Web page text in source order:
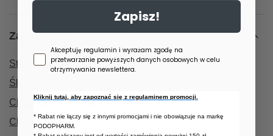
Zamówienia
Status zamówienia
Śledzenie przesyłki
Chcę zareklamować produkt
Chcę zwrócić produkt
Zapisz!
Zgoda newsletter
Akceptuję regulamin i wyrażam zgodę na
przetwarzanie powyższych danych osobowych w celu
otrzymywania newslettera.
Kliknij tutaj, aby zapoznać się z regulaminem promocji.
* Rabat nie łączy się z innymi promocjami i nie obowiązuje na markę
PODOPHARM.